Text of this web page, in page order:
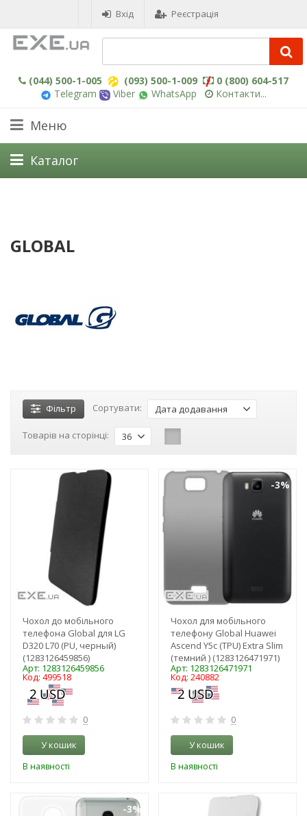
Вхід Реєстрація
(044) 500-1-005 (093) 500-1-009
0 (800) 604-517
Telegram
Viber WhatsApp Контакти...
Меню
Каталог
GLOBAL
Фільтр Сортувати: Дата додавання
Товарів на сторінці: 36
Чохол до мобільного
телефона Global для LG
D320 L70 (PU, черный)
(1283126459856)
Арт: 1283126459856
Код: 499518
0
У кошик
В наявності
-3%
Чохол для мобільного
телефону Global Huawei
Ascend Y5c (TPU) Extra Slim
(темний ) (1283126471971)
Арт: 1283126471971
Код: 240882
0
У кошик
В наявності
-3%